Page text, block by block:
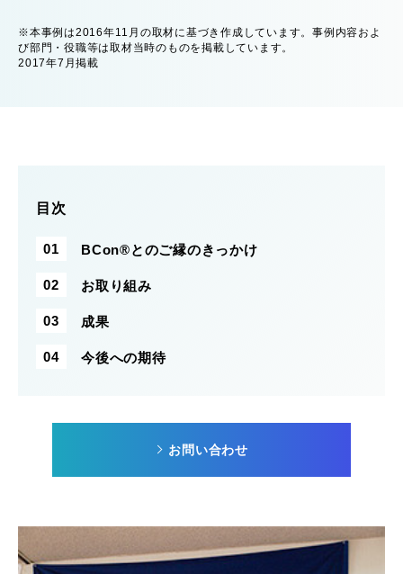
※本事例は2016年11月の取材に基づき作成しています。事例内容およ
び部門・役職等は取材当時のものを掲載しています。
2017年7月掲載
目次
BCon®とのご縁のきっかけ
お取り組み
成果
今後への期待
お問い合わせ